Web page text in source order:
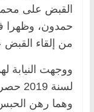
القبض على
حمدون، وظهرا
من إلقاء القبض
لسنة
وهما رهن الحبس